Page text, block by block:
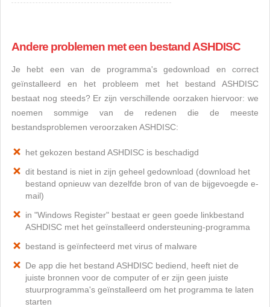
Andere problemen met een bestand ASHDISC
Je hebt een van de programma's gedownload en correct
geïnstalleerd en het probleem met het bestand ASHDISC
bestaat nog steeds? Er zijn verschillende oorzaken hiervoor: we
noemen sommige van de redenen die de meeste
bestandsproblemen veroorzaken ASHDISC:
het gekozen bestand ASHDISC is beschadigd
dit bestand is niet in zijn geheel gedownload (download het
bestand opnieuw van dezelfde bron of van de bijgevoegde e-
mail)
in "Windows Register" bestaat er geen goede linkbestand
ASHDISC met het geïnstalleerd ondersteuning-programma
bestand is geïnfecteerd met virus of malware
De app die het bestand ASHDISC bediend, heeft niet de
juiste bronnen voor de computer of er zijn geen juiste
stuurprogramma's geïnstalleerd om het programma te laten
starten